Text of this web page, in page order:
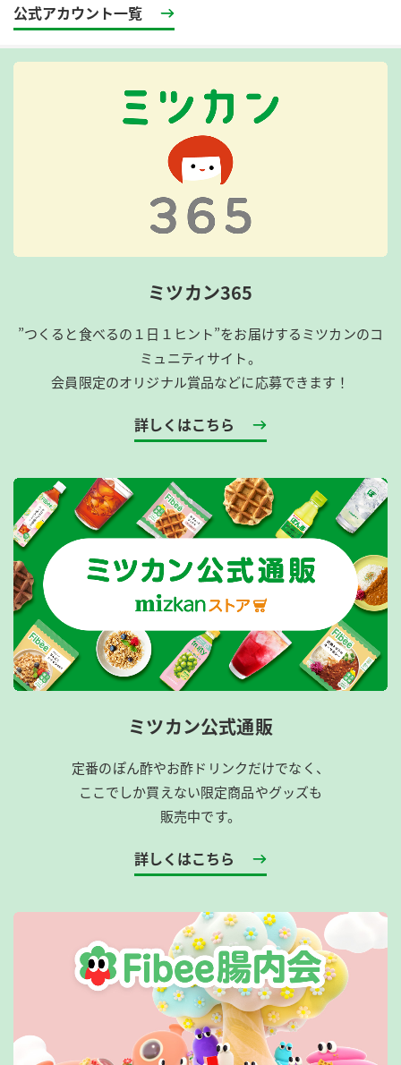
公式アカウント一覧
ミツカン365
”つくると食べるの１日１ヒント”をお届けするミツカンのコ
ミュニティサイト。
会員限定のオリジナル賞品などに応募できます！
詳しくはこちら
ミツカン公式通販
定番のぽん酢やお酢ドリンクだけでなく、
ここでしか買えない限定商品やグッズも
販売中です。
詳しくはこちら